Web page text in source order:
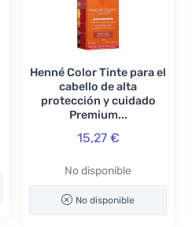
Henné Color Tinte para el
cabello de alta
protección y cuidado
Premium...
15,27 €
No disponible
No disponible